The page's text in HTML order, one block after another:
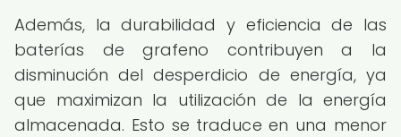
Además, la durabilidad y eficiencia de las
baterías de grafeno contribuyen a la
disminución del desperdicio de energía, ya
que maximizan la utilización de la energía
almacenada. Esto se traduce en una menor